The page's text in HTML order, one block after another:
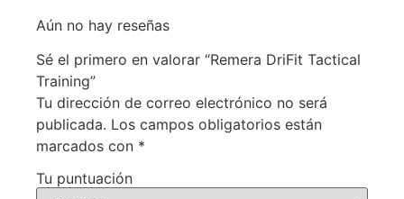
Aún no hay reseñas
Sé el primero en valorar “Remera DriFit Tactical
Training”
Tu dirección de correo electrónico no será
publicada. Los campos obligatorios están
marcados con *
Tu puntuación